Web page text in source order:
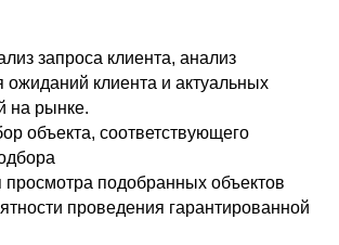
запроса клиента, анализ
ожиданий клиента и актуальных
на рынке.
объекта, соответствующего
просмотра подобранных объектов
проведения гарантированной